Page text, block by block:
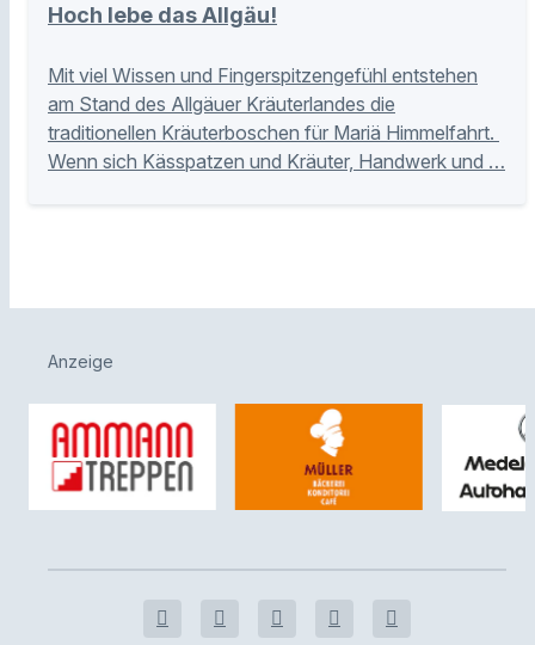
Hoch lebe das Allgäu!
Mit viel Wissen und Fingerspitzengefühl entstehen
am Stand des Allgäuer Kräuterlandes die
traditionellen Kräuterboschen für Mariä Himmelfahrt.
Wenn sich Kässpatzen und Kräuter, Handwerk und …
Anzeige